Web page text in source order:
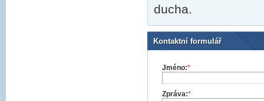
ducha.
Kontaktní formulář
Jméno:*
Zpráva:*